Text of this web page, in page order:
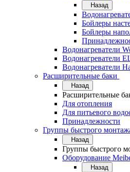
Назад
Бойлеры
Бойлеры
Водонагреватели
Водонагреватели
Водонагреватели
Расширительные баки
Назад
Расширительные
Для отопления
Для питьевого
Принадлежности
Группы быстрого
Назад
Группы быстрого
Оборудование
Назад